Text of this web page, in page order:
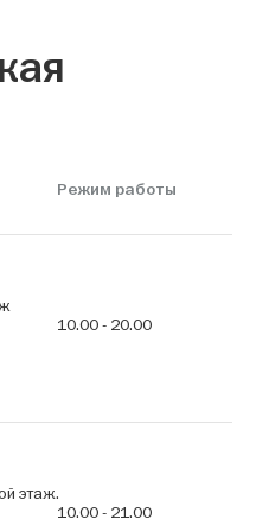
Режим работы
10.00 - 20.00
этаж.
10.00 - 21.00